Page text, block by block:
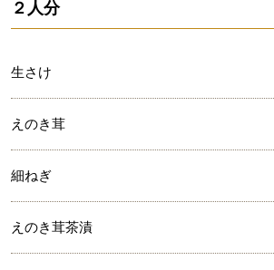
２人分
生さけ
えのき茸
細ねぎ
えのき茸茶漬